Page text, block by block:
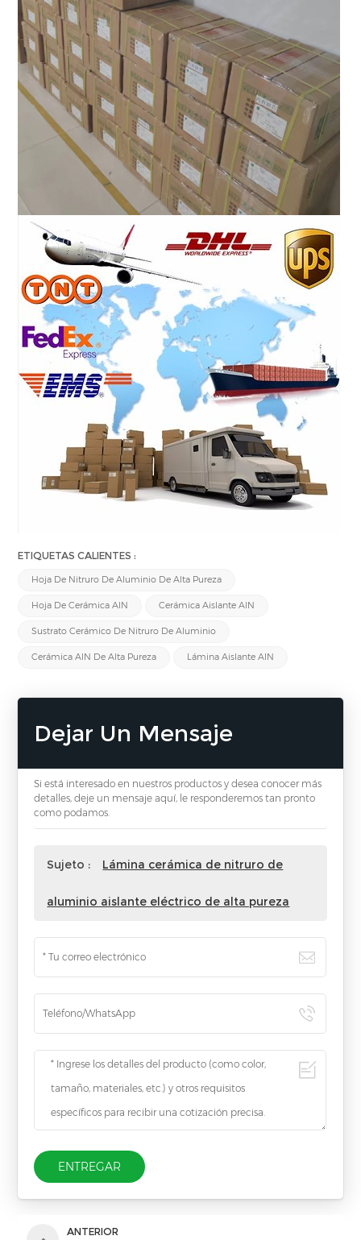
ETIQUETAS CALIENTES :
Hoja De Nitruro De Aluminio De Alta Pureza
Hoja De Cerámica AlN Cerámica Aislante AlN
Sustrato Cerámico De Nitruro De Aluminio
Cerámica AlN De Alta Pureza Lámina Aislante AlN
Dejar Un Mensaje
Si está interesado en nuestros productos y desea conocer más
detalles, deje un mensaje aquí, le responderemos tan pronto
como podamos.
Sujeto : Lámina cerámica de nitruro de
aluminio aislante eléctrico de alta pureza
ENTREGAR
ANTERIOR